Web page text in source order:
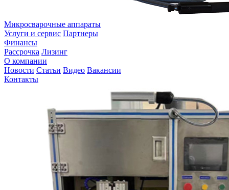
Микросварочные аппараты
Услуги и сервис Партнеры
Финансы
Рассрочка Лизинг
О компании
Новости Статьи Видео Вакансии
Контакты